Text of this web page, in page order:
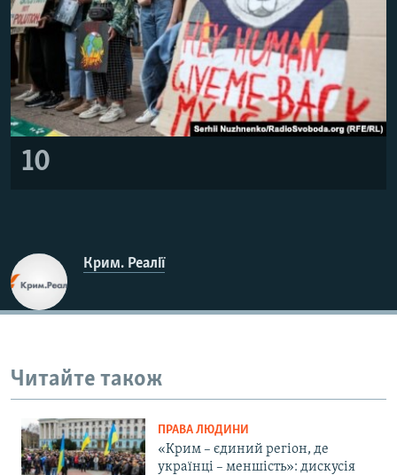
10
Крим. Реалії
Читайте також
ПРАВА ЛЮДИНИ
«Крим – єдиний регіон, де
українці – меншість»: дискусія